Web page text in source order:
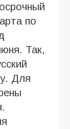
по
Так,
Для